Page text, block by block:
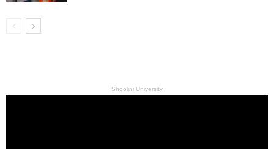
Shoolini University